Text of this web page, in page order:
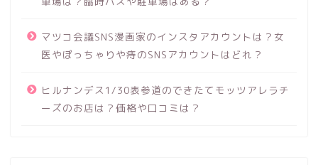
マツコ会議SNS漫画家のインスタアカウントは？女
医やぽっちゃりや痔のSNSアカウントはどれ？
ヒルナンデス1/30表参道のできたてモッツアレラチ
ーズのお店は？価格や口コミは？